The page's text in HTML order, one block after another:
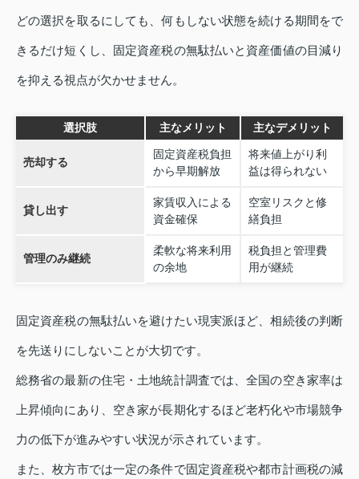
どの選択を取るにしても、何もしない状態を続ける期間をで
きるだけ短くし、固定資産税の無駄払いと資産価値の目減り
を抑える視点が欠かせません。
選択肢 主なメリット 主なデメリット
売却する
固定資産税負担
から早期解放
将来値上がり利
益は得られない
貸し出す
家賃収入による
資金確保
空室リスクと修
繕負担
管理のみ継続
柔軟な将来利用
の余地
税負担と管理費
用が継続
固定資産税の無駄払いを避けたい現実派ほど、相続後の判断
を先送りにしないことが大切です。
総務省の最新の住宅・土地統計調査では、全国の空き家率は
上昇傾向にあり、空き家が長期化するほど老朽化や市場競争
力の低下が進みやすい状況が示されています。
また、枚方市では一定の条件で固定資産税や都市計画税の減